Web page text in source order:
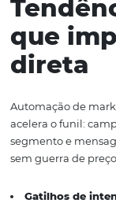
Trate dados
e WhatsApp.
exclusão.